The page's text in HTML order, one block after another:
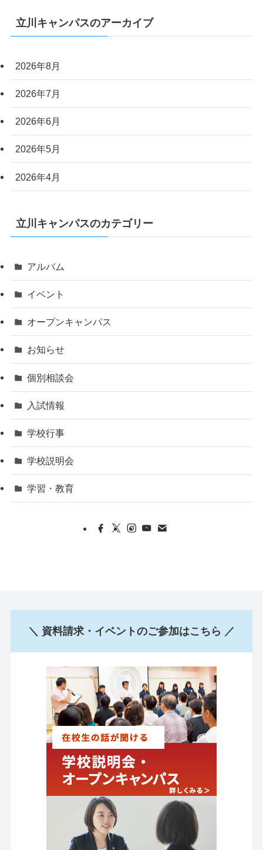
立川キャンパスのアーカイブ
2026年8月
2026年7月
2026年6月
2026年5月
2026年4月
立川キャンパスのカテゴリー
アルバム
イベント
オープンキャンパス
お知らせ
個別相談会
入試情報
学校行事
学校説明会
学習・教育
＼ 資料請求・イベントのご参加はこちら ／